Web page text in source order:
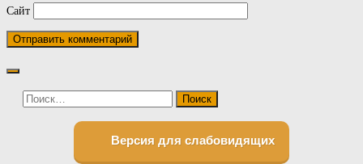
Сайт
Найти:
Версия для слабовидящих